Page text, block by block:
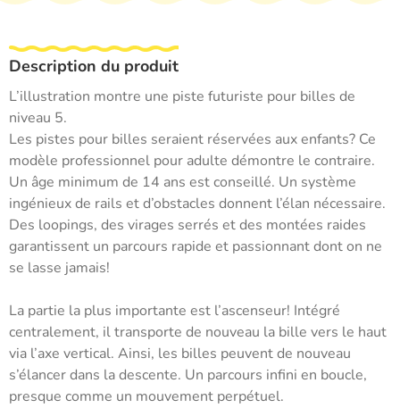
Description du produit
L’illustration montre une piste futuriste pour billes de
niveau 5.
Les pistes pour billes seraient réservées aux enfants? Ce
modèle professionnel pour adulte démontre le contraire.
Un âge minimum de 14 ans est conseillé. Un système
ingénieux de rails et d’obstacles donnent l’élan nécessaire.
Des loopings, des virages serrés et des montées raides
garantissent un parcours rapide et passionnant dont on ne
se lasse jamais!
La partie la plus importante est l’ascenseur! Intégré
centralement, il transporte de nouveau la bille vers le haut
via l’axe vertical. Ainsi, les billes peuvent de nouveau
s’élancer dans la descente. Un parcours infini en boucle,
presque comme un mouvement perpétuel.